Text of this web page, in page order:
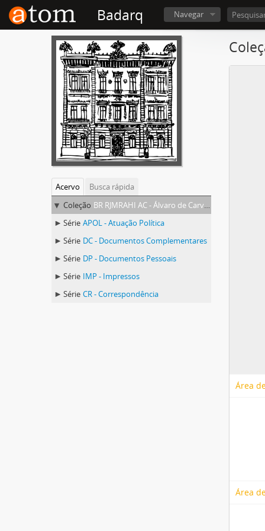
Badarq Navegar
Acervo
Busca rápida
Coleção BR RJMRAHI AC - Álvaro de Carvalho
Série APOL - Atuação Política
Série DC - Documentos Complementares
Série DP - Documentos Pessoais
Série IMP - Impressos
Série CR - Correspondência
Área
Área